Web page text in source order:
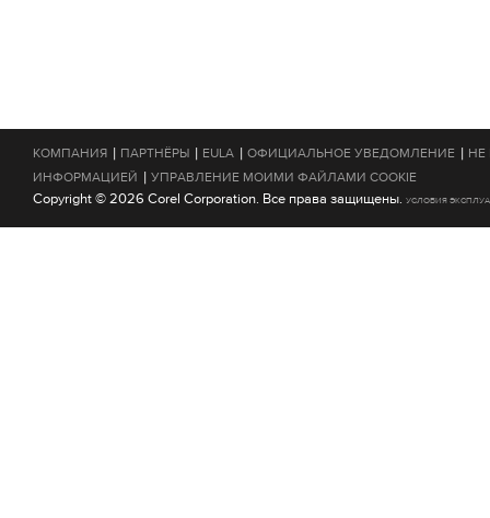
КОМПАНИЯ | ПАРТНЁРЫ | EULA | ОФИЦИАЛЬНОЕ УВЕДОМЛЕНИЕ | НЕ
ИНФОРМАЦИЕЙ | УПРАВЛЕНИЕ МОИМИ ФАЙЛАМИ COOKIE
Copyright © 2026 Corel Corporation. Все права защищены. УСЛОВИЯ